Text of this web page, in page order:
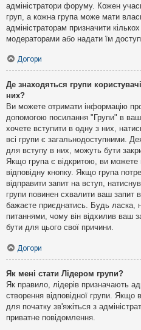
адміністратори форуму. Кожен
груп, а кожна група може мати
адміністраторам призначити
модераторами або надати їм
Догори
Де знаходяться групи
них?
Ви можете отримати інформацію
допомогою посилання "Групи" в
хочете вступити в одну з них,
всі групи є загальнодоступними.
для вступу в них, можуть бути
Якщо група є відкритою, ви можете
відповідну кнопку. Якщо група
відправити запит на вступ,
групи повинен схвалити ваш запит
бажаєте приєднатись. Будь ласка,
питаннями, чому він відхилив ваш
бути для цього свої причини.
Догори
Як мені стати Лідером групи?
Як правило, лідерів призначають
створення відповідної групи. Якщо
для початку зв'яжіться з
приватне повідомлення.